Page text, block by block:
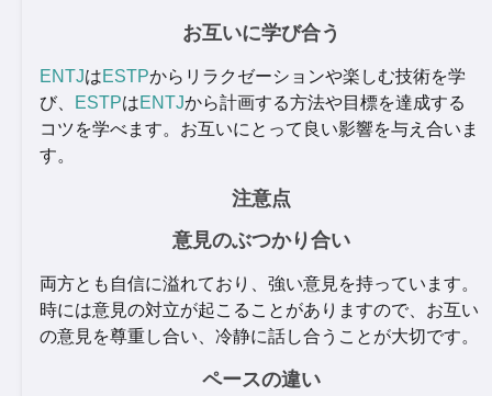
お互いに学び合う
ENTJはESTPからリラクゼーションや楽しむ技術を学
び、
ESTPはENTJから計画する方法や目標を達成する
コツを学べます。お互いにとって良い影響を与え合いま
す。
注意点
意見のぶつかり合い
両方とも自信に溢れており、強い意見を持っています。
時には意見の対立が起こることがありますので、お互い
の意見を尊重し合い、冷静に話し合うことが大切です。
ペースの違い